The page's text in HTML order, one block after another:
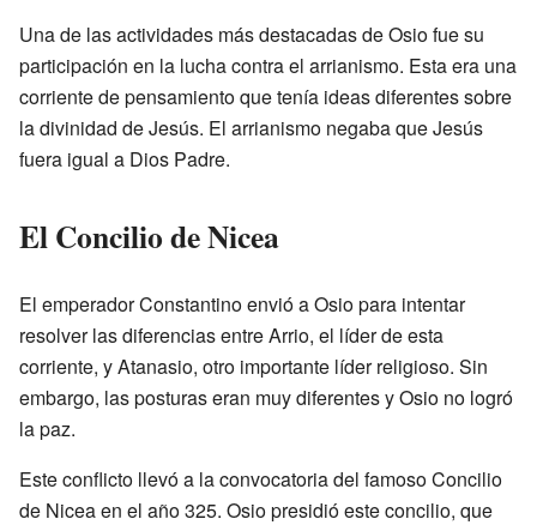
Una de las actividades más destacadas de Osio fue su
participación en la lucha contra el arrianismo. Esta era una
corriente de pensamiento que tenía ideas diferentes sobre
la divinidad de Jesús. El arrianismo negaba que Jesús
fuera igual a Dios Padre.
El Concilio de Nicea
El emperador Constantino envió a Osio para intentar
resolver las diferencias entre Arrio, el líder de esta
corriente, y Atanasio, otro importante líder religioso. Sin
embargo, las posturas eran muy diferentes y Osio no logró
la paz.
Este conflicto llevó a la convocatoria del famoso Concilio
de Nicea en el año 325. Osio presidió este concilio, que